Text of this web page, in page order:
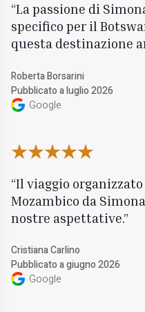
La passione di
specifico per il
questa destinazione
Roberta Borsarini
Pubblicato a luglio 2026
Google
Il viaggio
Mozambico da
nostre aspettative.
Cristiana Carlino
Pubblicato a giugno 2026
Google